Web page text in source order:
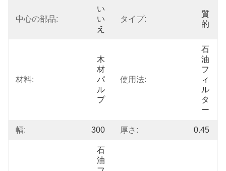
中心の部品:
い
い
え
タイプ:
質
的
材料:
木
材
パ
ル
プ
使用法:
石
油
フ
ィ
ル
タ
ー
幅: 300 厚さ: 0.45
石
油